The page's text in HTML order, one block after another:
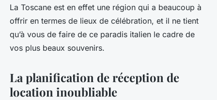
La Toscane est en effet une région qui a beaucoup à
offrir en termes de lieux de célébration, et il ne tient
qu’à vous de faire de ce paradis italien le cadre de
vos plus beaux souvenirs.
La planification de réception de
location inoubliable